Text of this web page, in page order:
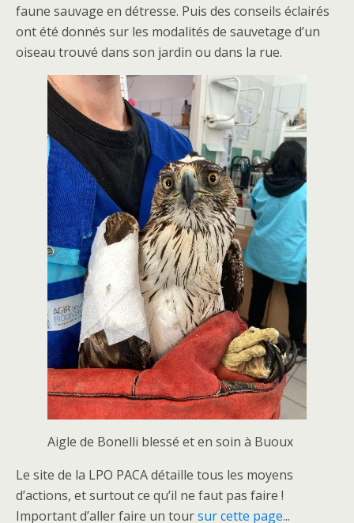
faune sauvage en détresse. Puis des conseils éclairés
ont été donnés sur les modalités de sauvetage d’un
oiseau trouvé dans son jardin ou dans la rue.
Aigle de Bonelli blessé et en soin à Buoux
Le site de la LPO PACA détaille tous les moyens
d’actions, et surtout ce qu’il ne faut pas faire !
Important d’aller faire un toursur cette page...